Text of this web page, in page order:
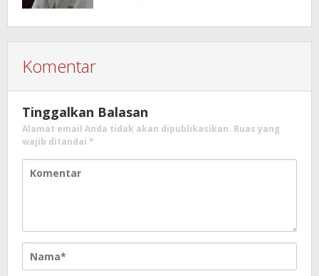
Komentar
Tinggalkan Balasan
Alamat email Anda tidak akan dipublikasikan. Ruas yang
wajib ditandai *